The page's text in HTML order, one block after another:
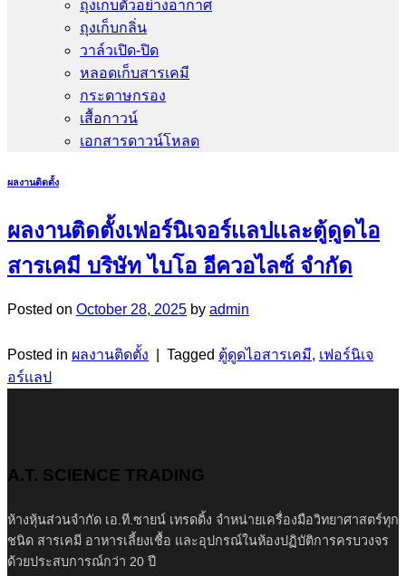
ถุงเก็บตัวอย่างอากาศ
ถุงเก็บกลิ่น
วาล์วเปิด-ปิด
หลอดเก็บสารเคมี
กระดาษกรอง
เสื้อกาวน์
เอกสารดาวน์โหลด
ผลงานติดตั้ง
ผลงานติดตั้งเฟอร์นิเจอร์เเลปเเละตู้ดูดไอ
สารเคมี บริษัท ไบโอ อีควอไลซ์ จำกัด
Posted on October 28, 2025 by admin
Posted in ผลงานติดตั้ง Tagged ตู้ดูดไอสารเคมี, เฟอร์นิเจ
อร์เเลป
A.T. SCIENCE TRADING
ห้างหุ้นส่วนจำกัด เอ.ที.ซายน์ เทรดดิ้ง จำหน่ายเครื่องมือวิทยาศาสตร์ทุก
ชนิด สารเคมี อาหารเลี้ยงเชื้อ และอุปกรณ์ในห้องปฏิบัติการครบวงจร
ด้วยประสบการณ์กว่า 20 ปี